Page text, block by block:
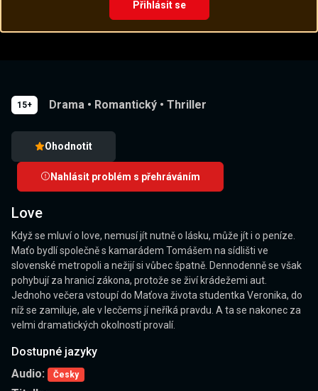
Přihlásit se
15+ Drama • Romantický • Thriller
Ohodnotit
Nahlásit problém s přehráváním
Love
Když se mluví o love, nemusí jít nutně o lásku, může jít i o peníze.
Maťo bydlí společně s kamarádem Tomášem na sídlišti ve
slovenské metropoli a nežijí si vůbec špatně. Dennodenně se však
pohybují za hranicí zákona, protože se živí krádežemi aut.
Jednoho večera vstoupí do Maťova života studentka Veronika, do
níž se zamiluje, ale v lecčems jí neříká pravdu. A ta se nakonec za
velmi dramatických okolností provalí.
Dostupné jazyky
Audio:
Česky